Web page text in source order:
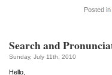
Posted in
Search and
Sunday, July 11th, 2010
Hello,